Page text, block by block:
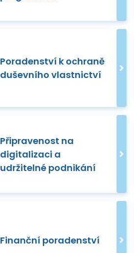
Poradenství k ochraně
duševního vlastnictví
Připravenost na
digitalizaci a
udržitelné podnikání
Finanční poradenství